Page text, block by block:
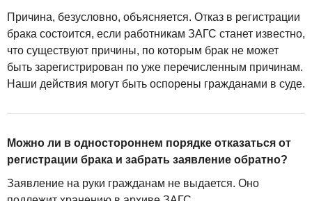
Причина, безусловно, объясняется. Отказ в регистрации
брака состоится, если работникам ЗАГС станет известно,
что существуют причины, по которым брак не может
быть зарегистрирован по уже перечисленным причинам.
Наши действия могут быть оспорены гражданами в суде.
Можно ли в одностороннем порядке отказаться от
регистрации брака и забрать заявление обратно?
Заявление на руки гражданам не выдается. Оно